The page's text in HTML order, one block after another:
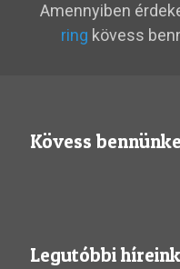
Amennyiben
ring kövess
Kövess
Legutóbbi híreink